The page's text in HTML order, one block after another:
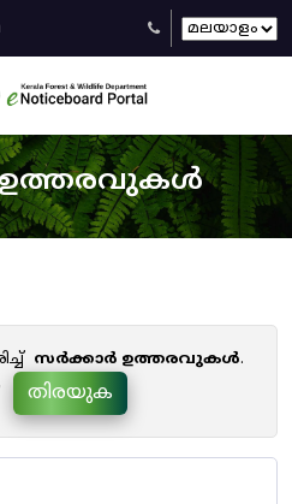
ഉത്തരവുകൾ
സർക്കാർ ഉത്തരവുകൾ.
തിരയുക